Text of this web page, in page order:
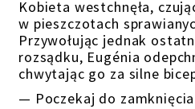
Kobieta westchnęła,
w pieszczotach
Przywołując jednak
rozsądku, Eugénia
chwytając go za silne
— Poczekaj do